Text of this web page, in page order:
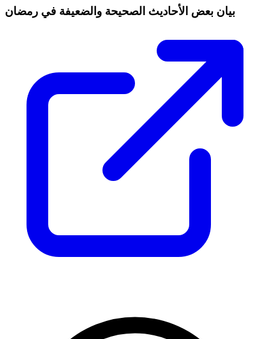
بيان بعض الأحاديث الصحيحة والضعيفة في رمضان